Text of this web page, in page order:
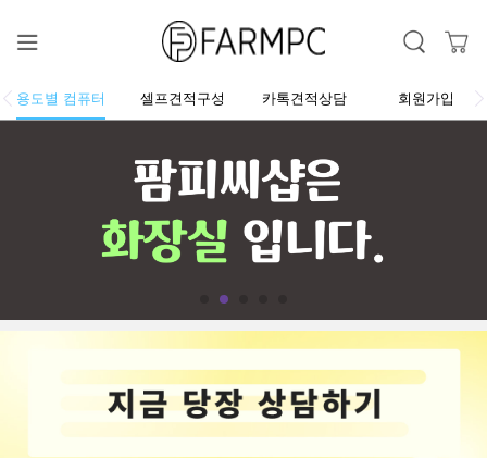
용도별 컴퓨터 셀프견적구성 카톡견적상담 회원가입